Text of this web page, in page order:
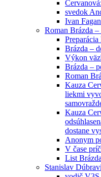
svedok
Ivan
Roman Brázda
Brázda –
Výkon
Brázda –
Roman
Kauza
liekmi
Kauza
dostane
Anonym
V čase
List
Stanislav